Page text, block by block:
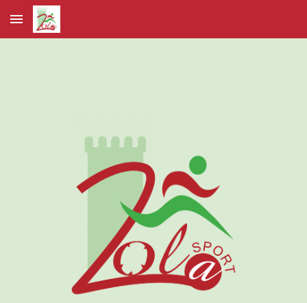
Skip to main content